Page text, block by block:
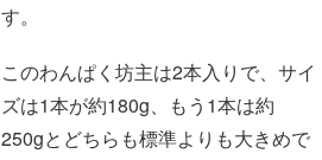
す。
このわんぱく坊主は2本入りで、サイ
ズは1本が約180g、もう1本は約
250gとどちらも標準よりも大きめで